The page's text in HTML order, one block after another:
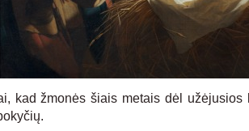
kad žmonės šiais metais dėl užėjusios